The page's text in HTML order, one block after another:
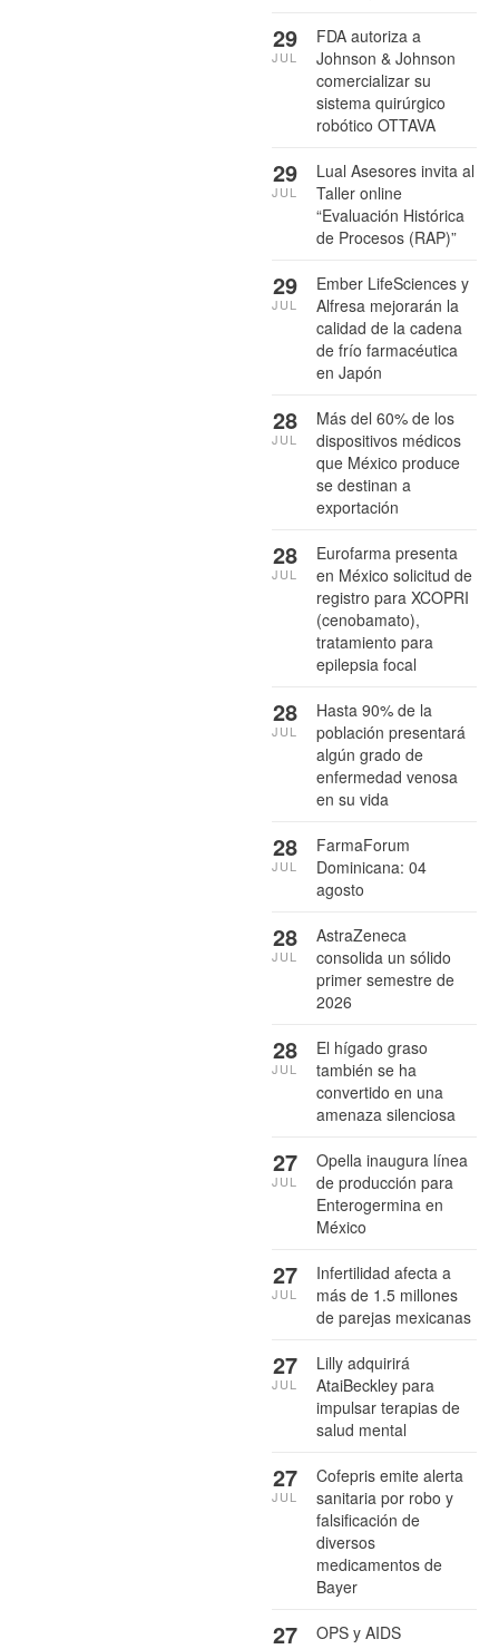
FDA autoriza a
Johnson & Johnson
comercializar su
sistema quirúrgico
robótico OTTAVA
29
JUL
Lual Asesores invita al
Taller online
“Evaluación Histórica
de Procesos (RAP)”
29
JUL
Ember LifeSciences y
Alfresa mejorarán la
calidad de la cadena
de frío farmacéutica
en Japón
29
JUL
Más del 60% de los
dispositivos médicos
que México produce
se destinan a
exportación
28
JUL
Eurofarma presenta
en México solicitud de
registro para XCOPRI
(cenobamato),
tratamiento para
epilepsia focal
28
JUL
Hasta 90% de la
población presentará
algún grado de
enfermedad venosa
en su vida
28
JUL
FarmaForum
Dominicana: 04
agosto
28
JUL
AstraZeneca
consolida un sólido
primer semestre de
2026
28
JUL
El hígado graso
también se ha
convertido en una
amenaza silenciosa
28
JUL
Opella inaugura línea
de producción para
Enterogermina en
México
27
JUL
Infertilidad afecta a
más de 1.5 millones
de parejas mexicanas
27
JUL
Lilly adquirirá
AtaiBeckley para
impulsar terapias de
salud mental
27
JUL
Cofepris emite alerta
sanitaria por robo y
falsificación de
diversos
medicamentos de
Bayer
27
JUL
OPS y AIDS
27